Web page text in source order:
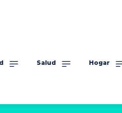
Salud Hogar